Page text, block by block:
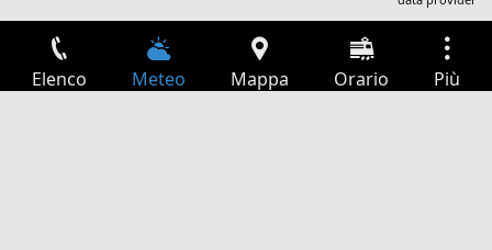
Elenco Meteo Mappa Orario Più